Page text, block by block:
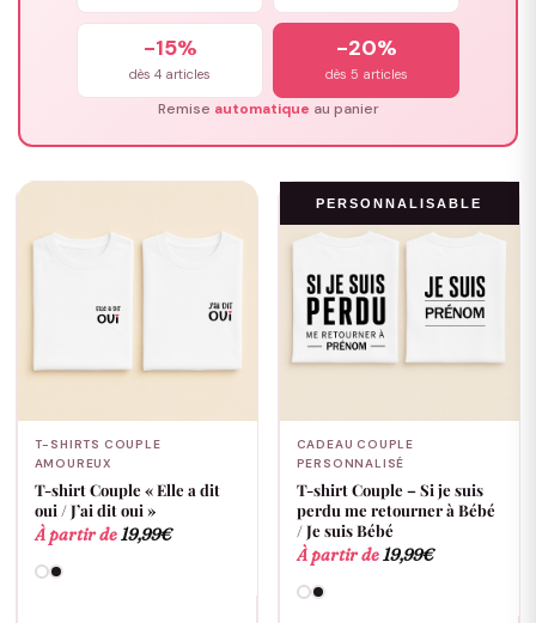
-15%
dès 4 articles
-20%
dès 5 articles
Remise automatique au panier
T-SHIRTS COUPLE
AMOUREUX
T-shirt Couple « Elle a dit
oui / J’ai dit oui »
À partir de19,99€
PERSONNALISABLE
CADEAU COUPLE
PERSONNALISÉ
T-shirt Couple – Si je suis
perdu me retourner à Bébé
/ Je suis Bébé
À partir de19,99€